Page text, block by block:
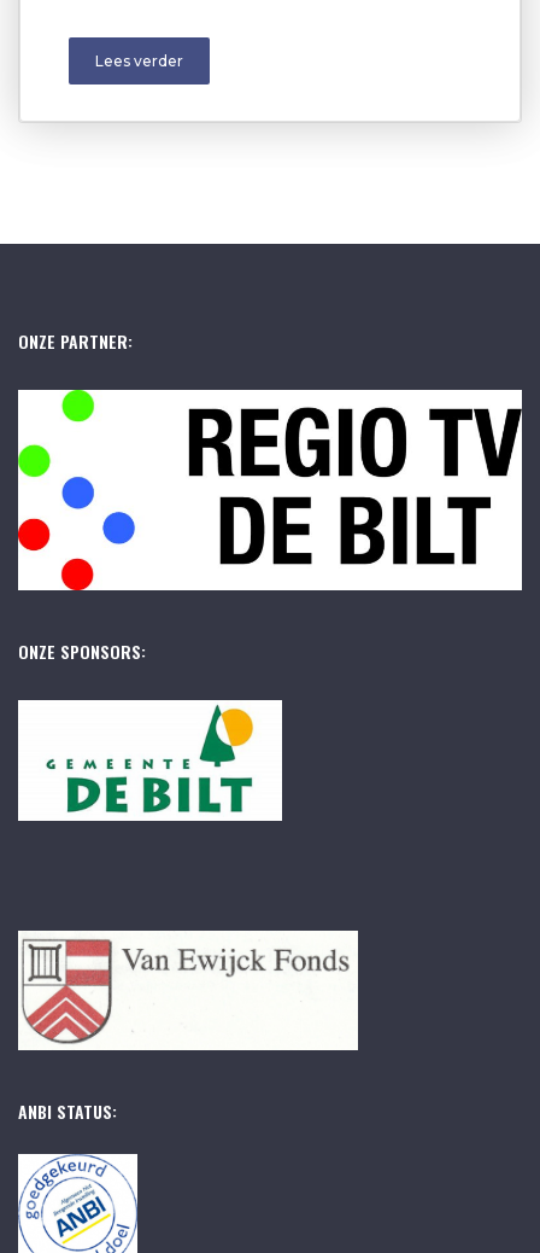
Lees verder
ONZE PARTNER:
ONZE SPONSORS:
ANBI STATUS: